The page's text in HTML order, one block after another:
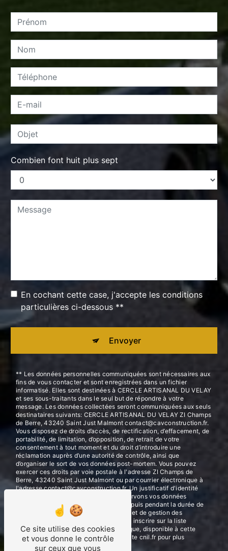
Combien font huit plus sept
En cochant cette case, j'accepte les conditions
particulières ci-dessous **
Envoyer
** Les données personnelles communiquées sont nécessaires aux
fins de vous contacter et sont enregistrées dans un fichier
informatisé. Elles sont destinées à CERCLE ARTISANAL DU VELAY
et ses sous-traitants dans le seul but de répondre à votre
message. Les données collectées seront communiquées aux seuls
destinataires suivants: CERCLE ARTISANAL DU VELAY ZI Champs
de Berre, 43240 Saint Just Malmont contact@cavconstruction.fr.
Vous disposez de droits d’accès, de rectification, d’effacement, de
portabilité, de limitation, d’opposition, de retrait de votre
consentement à tout moment et du droit d’introduire une
réclamation auprès d’une autorité de contrôle, ainsi que
d’organiser le sort de vos données post-mortem. Vous pouvez
exercer ces droits par voie postale à l'adresse ZI Champs de
Berre, 43240 Saint Just Malmont ou par courrier électronique à
l'adresse contact@cavconstruction.fr. Un justificatif d'identité
pourra vous être demandé. Nous conservons vos données
pendant la période de prise de contact puis pendant la durée de
prescription légale aux fins probatoires et de gestion des
contentieux. Vous avez le droit de vous inscrire sur la liste
d'opposition au démarchage téléphonique, disponible à cette
adresse: Bloctel.gouv.fr. Consultez le site cnil.fr pour plus
d’informations sur vos droits.
Ce site utilise des cookies
et vous donne le contrôle
sur ceux que vous